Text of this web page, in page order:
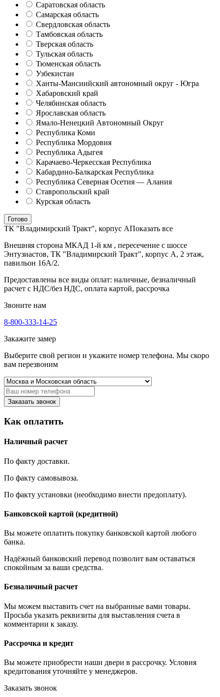
Саратовская область
Самарская область
Свердловская область
Тамбовская область
Тверская область
Тульская область
Тюменская область
Узбекистан
Ханты-Мансиийский автономный округ - Югра
Хабаровский край
Челябинская область
Ярославская область
Ямало-Ненецкий Автономный Округ
Республика Коми
Республика Мордовия
Республика Адыгея
Карачаево-Черкесская Республика
Кабардино-Балкарская Республика
Республика Северная Осетия — Алания
Ставропольский край
Курская область
Готово
ТК "Владимирский Тракт", корпус АПоказать все
Внешняя сторона МКАД 1-й км , пересечение с шоссе
Энтузиастов, ТК "Владимирский Тракт", корпус А, 2 этаж,
павильон 16А/2.
Предоставлены все виды оплат: наличные, безналичный
расчет с НДС/без НДС, оплата картой, рассрочка
Звоните нам
8-800-333-14-25
Закажите замер
Выберите свой регион и укажите номер телефона. Мы скоро
вам перезвоним
Заказать звонок
Как оплатить
Наличный расчет
По факту доставки.
По факту самовывоза.
По факту установки (необходимо внести предоплату).
Банковской картой (кредитной)
Вы можете оплатить покупку банковской картой любого
банка.
Надёжный банковский перевод позволит вам оставаться
спокойным за ваши средства.
Безналичный расчет
Мы можем выставить счет на выбранные вами товары.
Просьба указать реквизиты для выставления счета в
комментарии к заказу.
Рассрочка и кредит
Вы можете приобрести наши двери в рассрочку. Условия
кредитования уточняйте у менеджеров.
Заказать звонок